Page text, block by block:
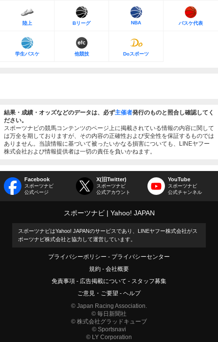
陸上 Bリーグ NBA バスケ代表
学生バスケ 他競技 Doスポーツ
結果・成績・オッズなどのデータは、必ず主催者発行のものと照合し確認してく
ださい。
スポーツナビの競馬コンテンツのページ上に掲載されている情報の内容に関して
は万全を期しておりますが、その内容の正確性および安全性を保証するものでは
ありません。当該情報に基づいて被ったいかなる損害についても、LINEヤフー
株式会社および情報提供者は一切の責任を負いかねます。
Facebook
スポーツナビ
公式ページ
X(旧Twitter)
スポーツナビ
公式アカウント
YouTube
スポーツナビ
公式チャンネル
スポーツナビ Yahoo! JAPAN
スポーツナビはYahoo! JAPANのサービスであり、LINEヤフー株式会社がス
ポーツナビ株式会社と協力して運営しています。
プライバシーポリシー
プライバシーセンター
規約
会社概要
免責事項
広告掲載について
スタッフ募集
ご意見・ご要望
ヘルプ
© Japan Racing Association.
© 毎日新聞社
© 株式会社グラッドキューブ
© Sportsnavi
© LY Corporation